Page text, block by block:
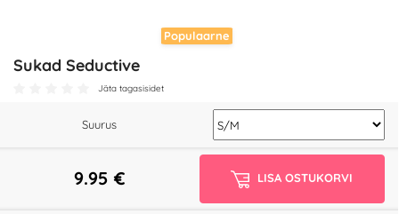
Populaarne
Sukad Seductive
Jäta tagasisidet
Suurus
9.95 € LISA OSTUKORVI